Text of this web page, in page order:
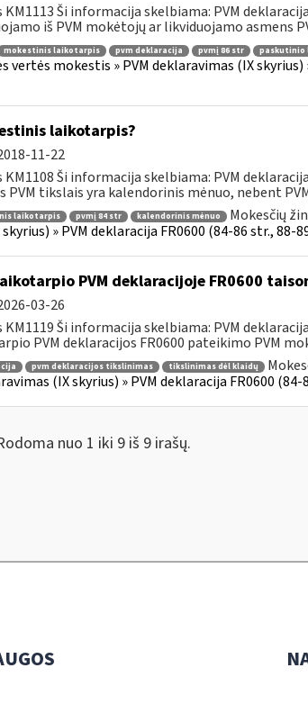
Ši informacija skelbiama: PVM
iš PVM mokėtojų ar likviduojamo asmens
mokestinis laikotarpis pvm deklaracija pvmį 86 str paskutinio
vertės mokestis » PVM deklaravimas (IX skyrius)
laikotarpis?
11-22
Ši informacija skelbiama: PVM
tikslais yra kalendorinis mėnuo, nebent
laikotarpis pvmį 84 str kalendorinis mėnuo Mokesčių
» PVM deklaracija FR0600 (84-86 str., 88-
PVM deklaracijoje FR0600
03-26
Ši informacija skelbiama: PVM
PVM deklaracijos FR0600 pateikimo PVM
pvm deklaracijos tikslinimas tikslinimas dėl klaidų
(IX skyrius) » PVM deklaracija FR0600
nuo 1 iki 9 iš 9 irašų.